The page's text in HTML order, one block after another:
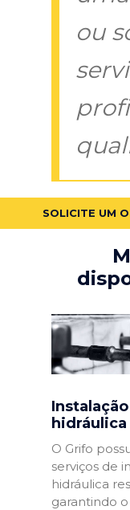
ou
SOLICITE UM
hidráulica
O Grifo
serviços de
hidráulica
garantindo